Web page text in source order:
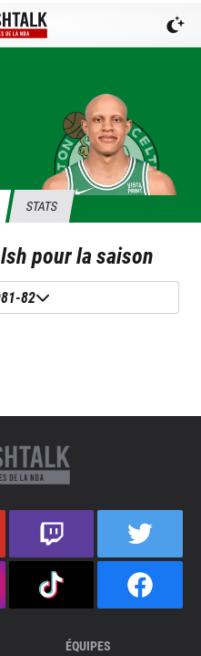
STATS
pour la saison
82
ÉQUIPES